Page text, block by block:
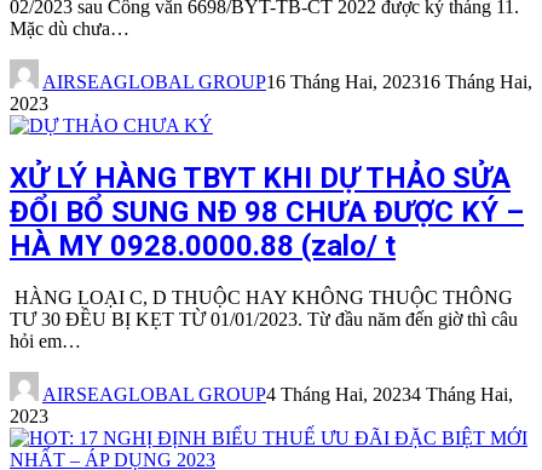
02/2023 sau Công văn 6698/BYT-TB-CT 2022 được ký tháng 11.
Mặc dù chưa…
AIRSEAGLOBAL GROUP16 Tháng Hai, 202316 Tháng Hai,
2023
XỬ LÝ HÀNG TBYT KHI DỰ THẢO SỬA
ĐỔI BỔ SUNG NĐ 98 CHƯA ĐƯỢC KÝ –
HÀ MY 0928.0000.88 (zalo/ t
HÀNG LOẠI C, D THUỘC HAY KHÔNG THUỘC THÔNG
TƯ 30 ĐỀU BỊ KẸT TỪ 01/01/2023. Từ đầu năm đến giờ thì câu
hỏi em…
AIRSEAGLOBAL GROUP4 Tháng Hai, 20234 Tháng Hai,
2023